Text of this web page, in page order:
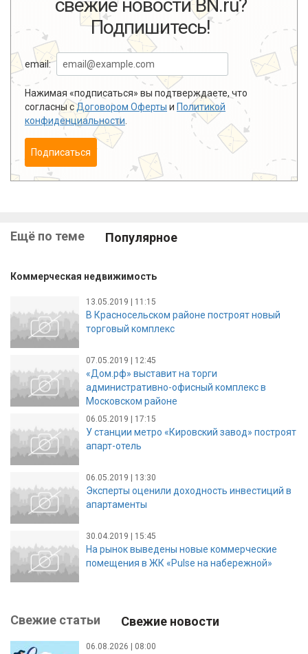
свежие новости BN.ru?
Подпишитесь!
email:
Нажимая «подписаться» вы подтверждаете, что
согласны сДоговором Оферты и Политикой
конфиденциальности
Подписаться
Ещё по теме Популярное
Коммерческая недвижимость
13.05.2019 | 11:15
В Красносельском районе построят новый
торговый комплекс
07.05.2019 | 12:45
«Дом.рф» выставит на торги
административно-офисный комплекс в
Московском районе
06.05.2019 | 17:15
У станции метро «Кировский завод» построят
апарт-отель
06.05.2019 | 13:30
Эксперты оценили доходность инвестиций в
апартаменты
30.04.2019 | 15:45
На рынок выведены новые коммерческие
помещения в ЖК «Pulse на набережной»
Свежие статьи Свежие новости
06.08.2026 | 08:00